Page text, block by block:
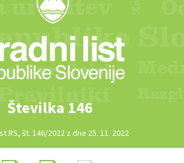
Številka 146
RS, št. 146/2022 z dne 25. 11. 2022